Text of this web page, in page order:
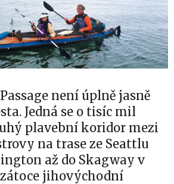
není úplně jasně
Jedná se o tisíc mil
plavební koridor mezi
na trase ze Seattlu
až do Skagway v
jihovýchodní